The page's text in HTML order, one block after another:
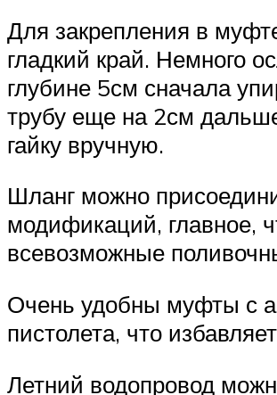
Для закрепления в
гладкий край. Немного
глубине 5см сначала
трубу еще на 2см
гайку вручную.
Шланг можно
модификаций, главное,
всевозможные
Очень удобны муфты с
пистолета, что
Летний водопровод